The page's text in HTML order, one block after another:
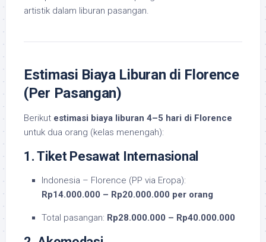
artistik dalam liburan pasangan.
Estimasi Biaya Liburan di Florence
(Per Pasangan)
Berikut estimasi biaya liburan 4–5 hari di Florence
untuk dua orang (kelas menengah):
1. Tiket Pesawat Internasional
Indonesia – Florence (PP via Eropa):
Rp14.000.000 – Rp20.000.000 per orang
Total pasangan: Rp28.000.000 – Rp40.000.000